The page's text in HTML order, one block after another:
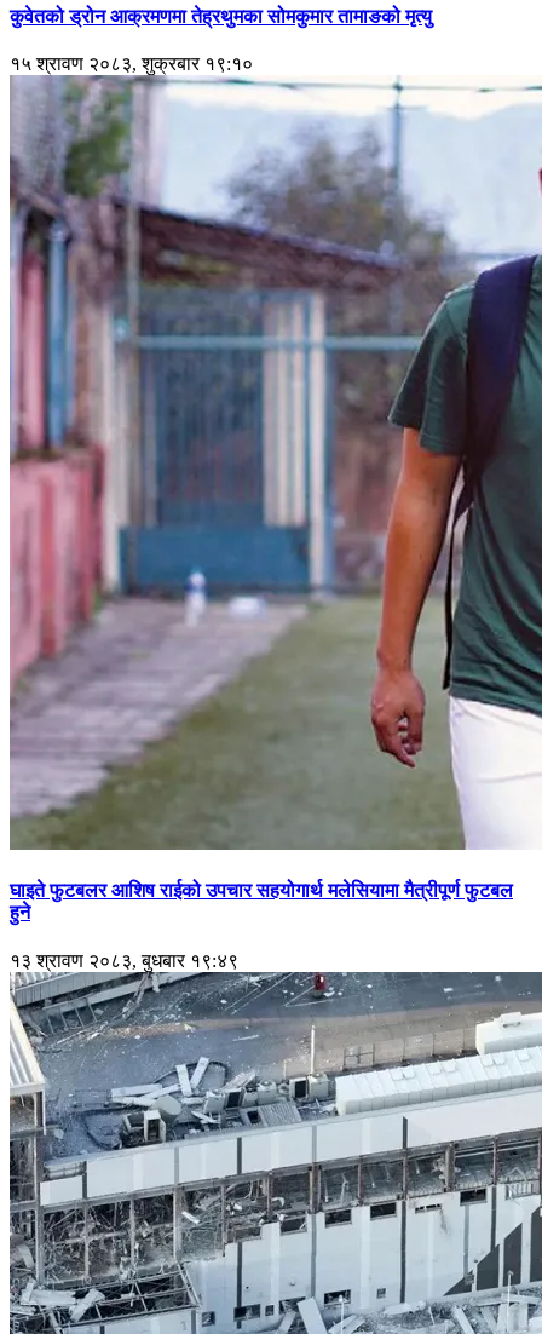
कुवेतको ड्रोन आक्रमणमा तेह्रथुमका सोमकुमार तामाङको मृत्यु
१५ श्रावण २०८३, शुक्रबार १९:१०
घाइते फुटबलर आशिष राईको उपचार सहयोगार्थ मलेसियामा मैत्रीपूर्ण फुटबल
हुने
१३ श्रावण २०८३, बुधबार १९:४९